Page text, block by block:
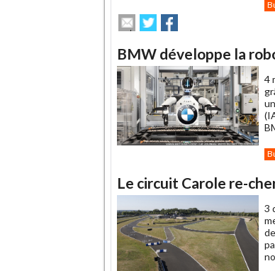
Envoyer
cet
à
un
ami
Partager
sur
sur
BMW développe la
4
Le circuit Carole re-
3